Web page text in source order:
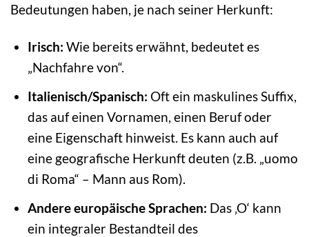
Bedeutungen haben, je nach seiner Herkunft:
Irisch: Wie bereits erwähnt, bedeutet es
„Nachfahre von“.
Italienisch/Spanisch: Oft ein maskulines Suffix,
das auf einen Vornamen, einen Beruf oder
eine Eigenschaft hinweist. Es kann auch auf
eine geografische Herkunft deuten (z.B. „uomo
di Roma“ – Mann aus Rom).
Andere europäische Sprachen: Das ‚O‘ kann
ein integraler Bestandteil des